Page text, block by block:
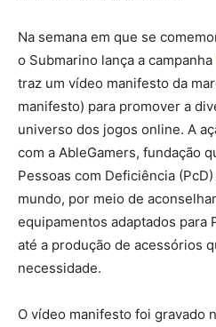
Na semana em que se
o Submarino lança a campanha
traz um vídeo manifesto da
manifesto) para promover a
universo dos jogos online. A
com a AbleGamers, fundação
Pessoas com Deficiência
mundo, por meio de
equipamentos adaptados para
até a produção de acessórios
necessidade.
O vídeo manifesto foi gravado